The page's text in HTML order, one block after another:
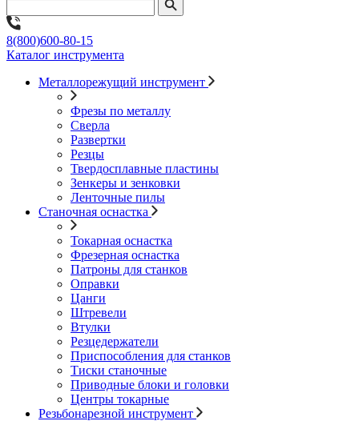
8(800)600-80-15
Каталог инструмента
Металлорежущий инструмент
Фрезы по металлу
Сверла
Развертки
Резцы
Твердосплавные пластины
Зенкеры и зенковки
Ленточные пилы
Станочная оснастка
Токарная оснастка
Фрезерная оснастка
Патроны для станков
Оправки
Цанги
Штревели
Втулки
Резцедержатели
Приспособления для станков
Тиски станочные
Приводные блоки и головки
Центры токарные
Резьбонарезной инструмент